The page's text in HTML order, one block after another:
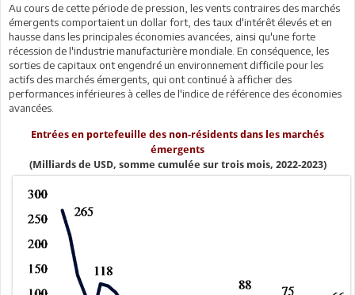
Au cours de cette période de pression, les vents contraires des marchés
émergents comportaient un dollar fort, des taux d'intérêt élevés et en
hausse dans les principales économies avancées, ainsi qu'une forte
récession de l'industrie manufacturière mondiale. En conséquence, les
sorties de capitaux ont engendré un environnement difficile pour les
actifs des marchés émergents, qui ont continué à afficher des
performances inférieures à celles de l'indice de référence des économies
avancées.
Entrées en portefeuille des non-résidents dans les marchés
émergents
(Milliards de USD, somme cumulée sur trois mois, 2022-2023)